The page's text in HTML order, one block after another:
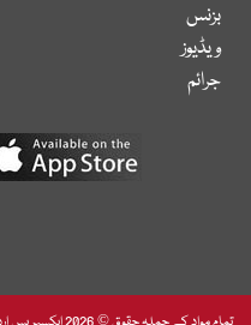
بزنس
ویڈیوز
جرائم